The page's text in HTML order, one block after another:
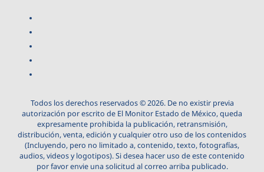
Todos los derechos reservados © 2026. De no existir previa
autorización por escrito de El Monitor Estado de México, queda
expresamente prohibida la publicación, retransmisión,
distribución, venta, edición y cualquier otro uso de los contenidos
(Incluyendo, pero no limitado a, contenido, texto, fotografías,
audios, videos y logotipos). Si desea hacer uso de este contenido
por favor envie una solicitud al correo arriba publicado.